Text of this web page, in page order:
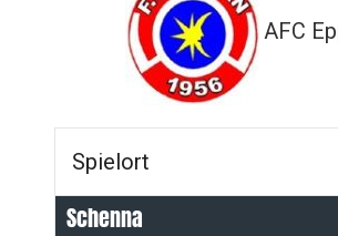
AFC
Spielort
Schenna